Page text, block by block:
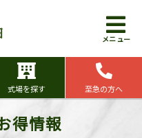
メニュー
式場を探す 至急の方へ
得情報